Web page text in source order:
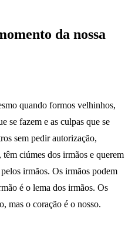
da nossa
quando formos velhinhos,
se fazem e as culpas que se
sem pedir autorização,
ciúmes dos irmãos e querem
irmãos. Os irmãos podem
é o lema dos irmãos. Os
mas o coração é o nosso.